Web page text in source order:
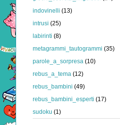
indovinelli (13)
intrusi (25)
labirinti (8)
metagrammi_tautogrammi (35)
parole_a_sorpresa (10)
rebus_a_tema (12)
rebus_bambini (49)
rebus_bambini_esperti (17)
sudoku (1)